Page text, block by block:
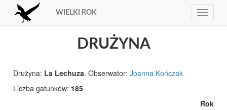
Toggle
WIELKI ROK
DRUŻYNA
Drużyna: La Lechuza. Obserwator:Joanna Kończak
Liczba gatunków: 185
Rok